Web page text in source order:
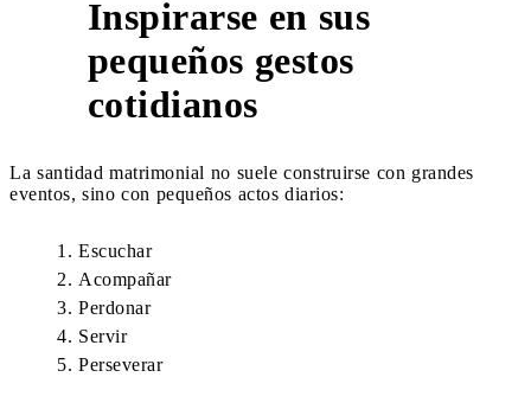
Inspirarse en sus
pequeños gestos
cotidianos
La santidad matrimonial no suele construirse con grandes
eventos, sino con pequeños actos diarios:
Escuchar
Acompañar
Perdonar
Servir
Perseverar